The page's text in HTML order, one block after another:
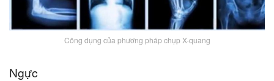
Công dụng của phương pháp chụp X-quang
Ngực